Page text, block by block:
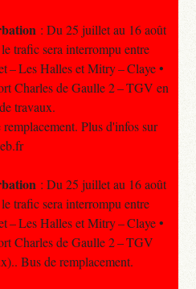
: Du 25 juillet au 16 août
trafic sera interrompu entre
– Les Halles et Mitry – Claye •
Charles de Gaulle 2 – TGV en
travaux.
remplacement. Plus d'infos sur
: Du 25 juillet au 16 août
trafic sera interrompu entre
– Les Halles et Mitry – Claye •
Charles de Gaulle 2 – TGV
Bus de remplacement.